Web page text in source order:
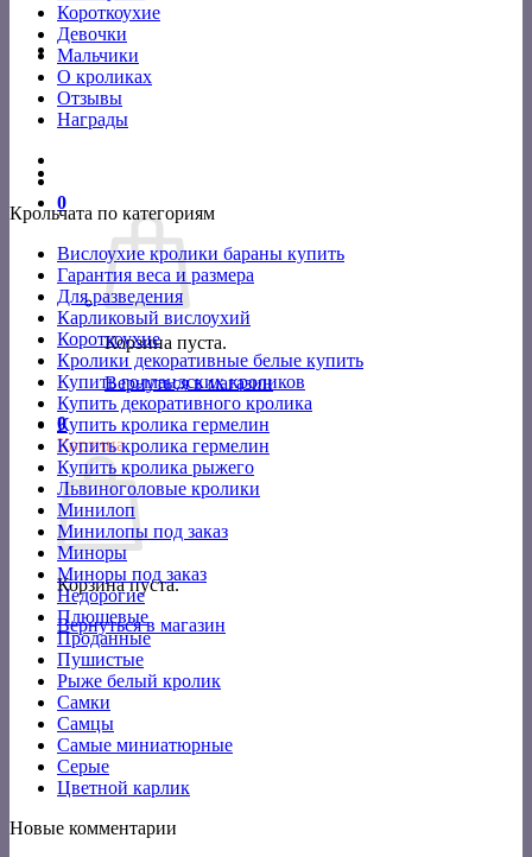
Короткоухие
Девочки
Мальчики
О кроликах
Отзывы
Награды
0
Корзина пуста.
Вернуться в магазин
0
Корзина
Корзина пуста.
Вернуться в магазин
Крольчата по категориям
Вислоухие кролики бараны купить
Гарантия веса и размера
Для разведения
Карликовый вислоухий
Короткоухие
Кролики декоративные белые купить
Купить голландских кроликов
Купить декоративного кролика
Купить кролика гермелин
Купить кролика гермелин
Купить кролика рыжего
Львиноголовые кролики
Минилоп
Минилопы под заказ
Миноры
Миноры под заказ
Недорогие
Плюшевые
Проданные
Пушистые
Рыже белый кролик
Самки
Самцы
Самые миниатюрные
Серые
Цветной карлик
Новые комментарии